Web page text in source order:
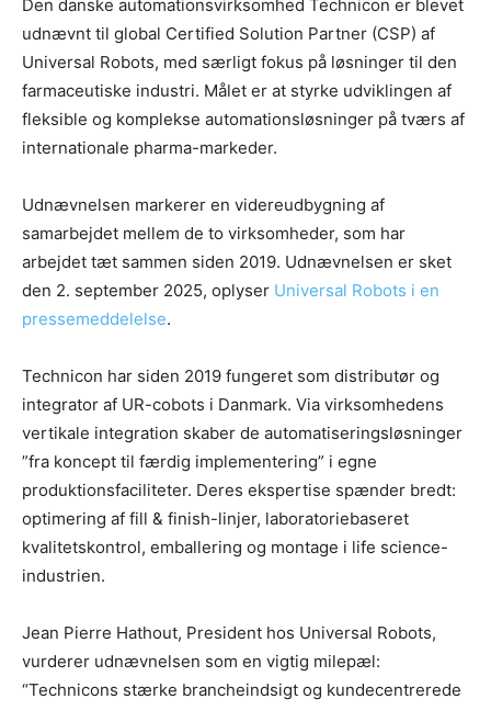
Den danske automationsvirksomhed Technicon er blevet
udnævnt til global Certified Solution Partner (CSP) af
Universal Robots, med særligt fokus på løsninger til den
farmaceutiske industri. Målet er at styrke udviklingen af
fleksible og komplekse automationsløsninger på tværs af
internationale pharma-markeder.
Udnævnelsen markerer en videreudbygning af
samarbejdet mellem de to virksomheder, som har
arbejdet tæt sammen siden 2019. Udnævnelsen er sket
den 2. september 2025, oplyser Universal Robots i en
pressemeddelelse.
Technicon har siden 2019 fungeret som distributør og
integrator af UR-cobots i Danmark. Via virksomhedens
vertikale integration skaber de automatiseringsløsninger
”fra koncept til færdig implementering” i egne
produktionsfaciliteter. Deres ekspertise spænder bredt:
optimering af fill & finish-linjer, laboratoriebaseret
kvalitetskontrol, emballering og montage i life science-
industrien.
Jean Pierre Hathout, President hos Universal Robots,
vurderer udnævnelsen som en vigtig milepæl:
“Technicons stærke brancheindsigt og kundecentrerede